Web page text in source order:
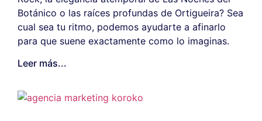
Botánico o las raíces profundas de Ortigueira? Sea
cual sea tu ritmo, podemos ayudarte a afinarlo
para que suene exactamente como lo imaginas.
Leer más...